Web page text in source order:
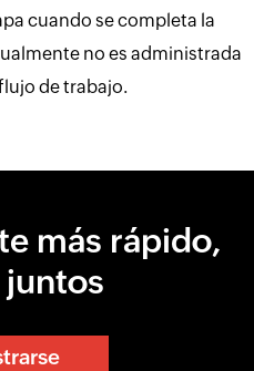
cuando se completa la
no es administrada
de trabajo.
más rápido,